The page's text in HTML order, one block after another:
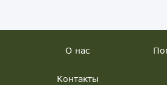
О нас
Контакты